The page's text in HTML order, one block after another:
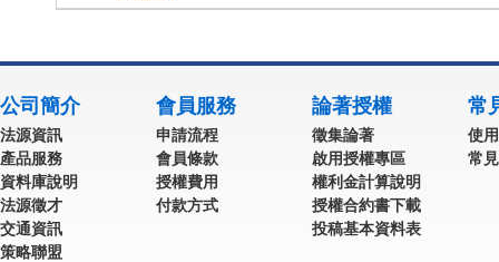
公司簡介
法源資訊
產品服務
資料庫說明
法源徵才
交通資訊
策略聯盟
會員服務
申請流程
會員條款
授權費用
付款方式
論著授權
徵集論著
啟用授權專區
權利金計算說明
授權合約書下載
投稿基本資料表
常
使
常